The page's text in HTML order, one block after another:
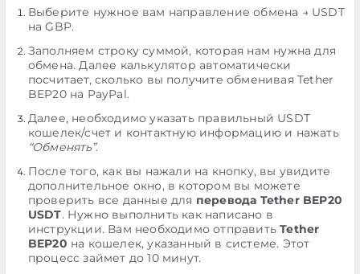
Выберите нужное вам направление обмена → USDT
на GBP.
Заполняем строку суммой, которая нам нужна для
обмена. Далее калькулятор автоматически
посчитает, сколько вы получите обменивая Tether
BEP20 на PayPal.
Далее, необходимо указать правильный USDT
кошелек/счет и контактную информацию и нажать
“Обменять”.
После того, как вы нажали на кнопку, вы увидите
дополнительное окно, в котором вы можете
проверить все данные для перевода Tether BEP20
USDT. Нужно выполнить как написано в
инструкции. Вам необходимо отправитьTether
BEP20 на кошелек, указанный в системе. Этот
процесс займет до 10 минут.